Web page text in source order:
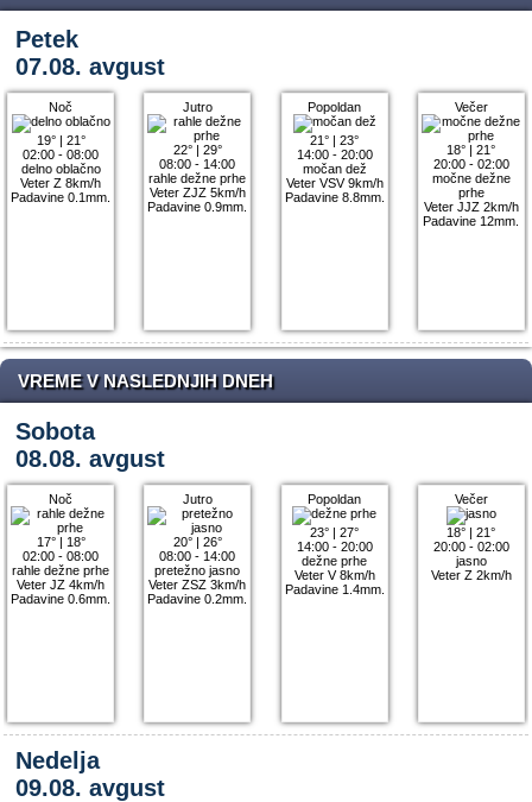
Petek
07.08. avgust
Noč
19°| 21°
02:00 - 08:00
delno oblačno
Veter Z 8km/h
Padavine 0.1mm.
Jutro
22°| 29°
08:00 - 14:00
rahle dežne prhe
Veter ZJZ 5km/h
Padavine 0.9mm.
Popoldan
21° |23°
14:00 - 20:00
močan dež
Veter VSV 9km/h
Padavine 8.8mm.
Večer
18° |21°
20:00 - 02:00
močne dežne
prhe
Veter JJZ 2km/h
Padavine 12mm.
VREME V NASLEDNJIH DNEH
Sobota
08.08. avgust
Noč
17°| 18°
02:00 - 08:00
rahle dežne prhe
Veter JZ 4km/h
Padavine 0.6mm.
Jutro
20°| 26°
08:00 - 14:00
pretežno jasno
Veter ZSZ 3km/h
Padavine 0.2mm.
Popoldan
23° |27°
14:00 - 20:00
dežne prhe
Veter V 8km/h
Padavine 1.4mm.
Večer
18° |21°
20:00 - 02:00
jasno
Veter Z 2km/h
Nedelja
09.08. avgust